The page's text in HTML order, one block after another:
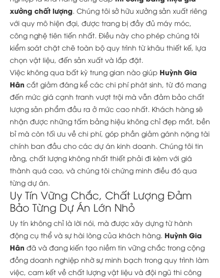
xưởng chất lượng. Chúng tôi sở hữu xưởng sản xuất riêng
với quy mô hiện đại, được trang bị đầy đủ máy móc,
công nghệ tiên tiến nhất. Điều này cho phép chúng tôi
kiểm soát chặt chẽ toàn bộ quy trình từ khâu thiết kế, lựa
chọn vật liệu, đến sản xuất và lắp đặt.
Việc không qua bất kỳ trung gian nào giúp Huỳnh Gia
Hân cắt giảm đáng kể các chi phí phát sinh, từ đó mang
đến mức giá cạnh tranh vượt trội mà vẫn đảm bảo chất
lượng sản phẩm đầu ra ở mức cao nhất. Khách hàng sẽ
nhận được những tấm bảng hiệu không chỉ đẹp mắt, bền
bỉ mà còn tối ưu về chi phí, góp phần giảm gánh nặng tài
chính ban đầu cho các dự án kinh doanh. Chúng tôi tin
rằng, chất lượng không nhất thiết phải đi kèm với giá
thành quá cao, và chúng tôi chứng minh điều đó qua
từng dự án.
Uy Tín Vững Chắc, Chất Lượng Đảm
Bảo Từng Dự Án Lớn Nhỏ
Uy tín không chỉ là lời nói, mà được xây dựng từ hành
động cụ thể và sự hài lòng của khách hàng. Huỳnh Gia
Hân đã và đang kiến tạo niềm tin vững chắc trong cộng
đồng doanh nghiệp nhờ sự minh bạch trong quy trình làm
việc, cam kết về chất lượng vật liệu và đội ngũ thi công